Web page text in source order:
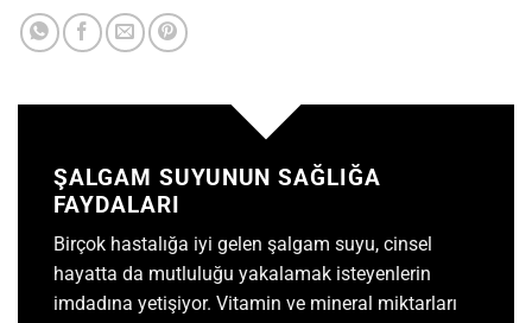
ŞALGAM SUYUNUN SAĞLIĞA
FAYDALARI
Birçok hastalığa iyi gelen şalgam suyu, cinsel
hayatta da mutluluğu yakalamak isteyenlerin
imdadına yetişiyor. Vitamin ve mineral miktarları